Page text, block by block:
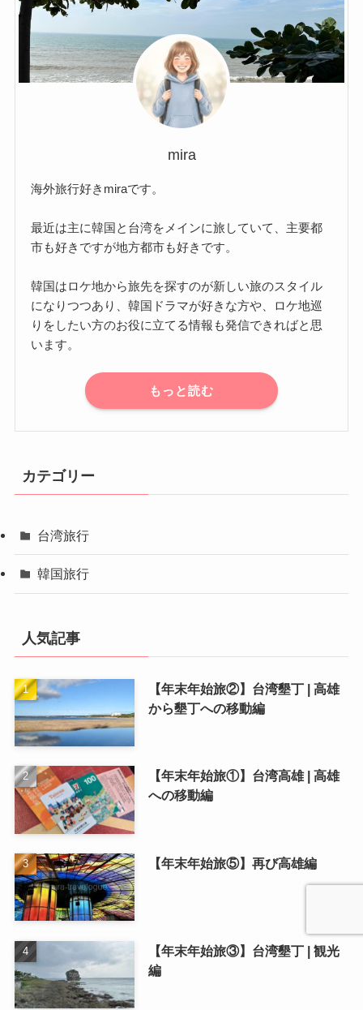
mira
海外旅行好きmiraです。
最近は主に韓国と台湾をメインに旅していて、主要都
市も好きですが地方都市も好きです。
韓国はロケ地から旅先を探すのが新しい旅のスタイル
になりつつあり、韓国ドラマが好きな方や、ロケ地巡
りをしたい方のお役に立てる情報も発信できればと思
います。
もっと読む
カテゴリー
台湾旅行
韓国旅行
人気記事
【年末年始旅②】台湾墾丁 | 高雄
から墾丁への移動編
【年末年始旅①】台湾高雄 | 高雄
への移動編
【年末年始旅⑤】再び高雄編
【年末年始旅③】台湾墾丁 | 観光
編